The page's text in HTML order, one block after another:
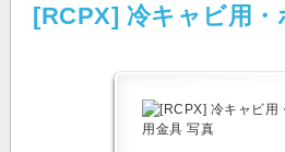
[RCPX] 冷キャビ用・